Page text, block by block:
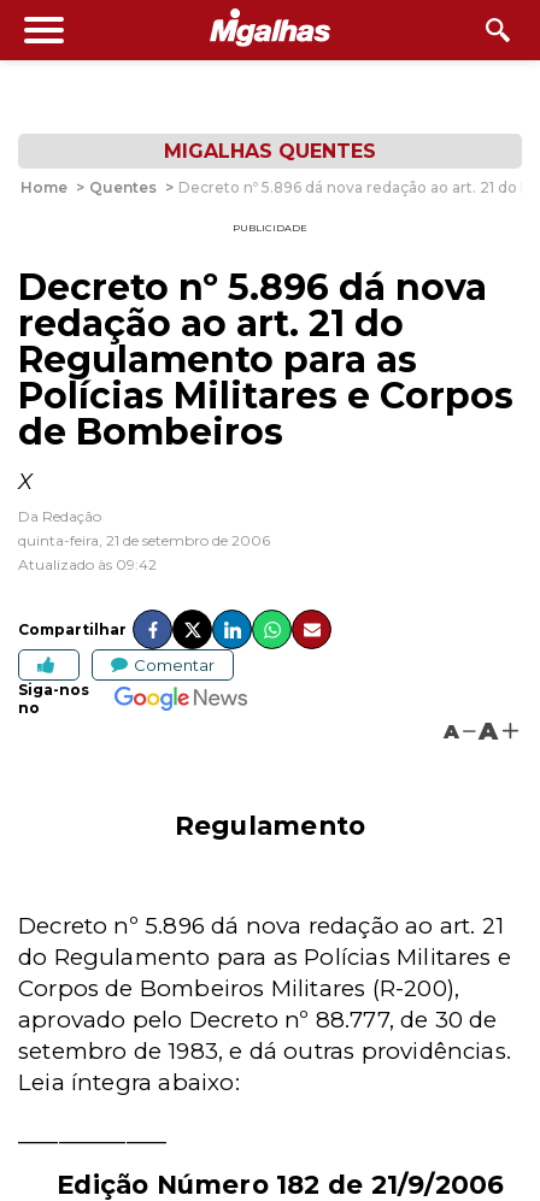
MIGALHAS QUENTES
Home > Quentes > Decreto nº 5.896 dá nova redação ao art. 21 do
PUBLICIDADE
Decreto nº 5.896 dá nova
redação ao art. 21 do
Regulamento para as
Polícias Militares e Corpos
de Bombeiros
X
Da Redação
quinta-feira, 21 de setembro de 2006
Atualizado às 09:42
Compartilhar
Comentar
Siga-nos
no
A A
Regulamento
Decreto nº 5.896 dá nova redação ao art. 21
do Regulamento para as Polícias Militares e
Corpos de Bombeiros Militares (R-200),
aprovado pelo Decreto nº 88.777, de 30 de
setembro de 1983, e dá outras providências.
Leia íntegra abaixo:
Edição Número 182 de 21/9/2006